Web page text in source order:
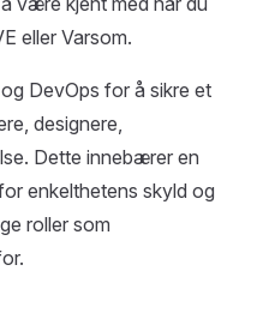
eller Varsom.
DevOps for å sikre et
designere,
Dette innebærer en
enkelthetens skyld og
roller som